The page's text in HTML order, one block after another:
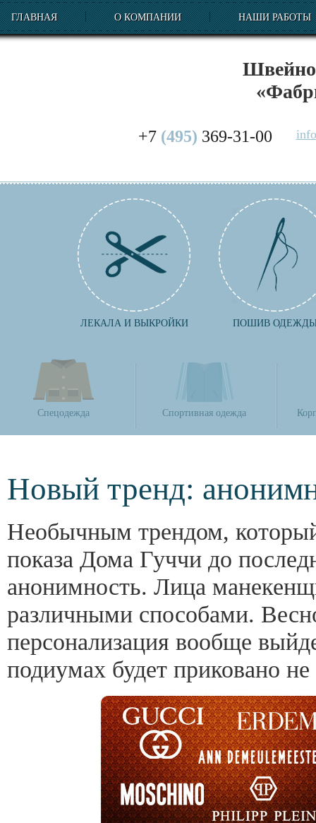
ГЛАВНАЯ О КОМПАНИИ НАШИ РАБОТЫ
+7 (495) 369-31-00
ЛЕКАЛА И ВЫКРОЙКИ ПОШИВ
Спецодежда Спортивная одежда
Новый тренд:
Необычным трендом,
показа Дома Гуччи до
анонимность. Лица
различными способами.
персонализация вообще
подиумах будет приковано